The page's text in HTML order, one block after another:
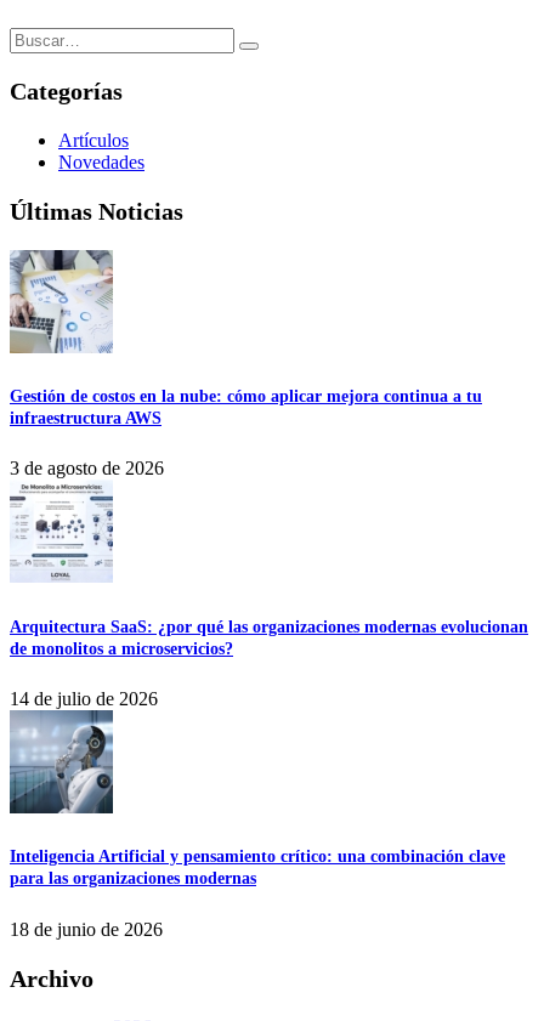
Categorías
Artículos
Novedades
Últimas Noticias
Gestión de costos en la nube: cómo aplicar mejora continua a tu
infraestructura AWS
3 de agosto de 2026
Arquitectura SaaS: ¿por qué las organizaciones modernas evolucionan
de monolitos a microservicios?
14 de julio de 2026
Inteligencia Artificial y pensamiento crítico: una combinación clave
para las organizaciones modernas
18 de junio de 2026
Archivo